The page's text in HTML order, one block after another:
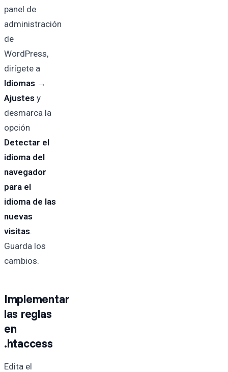
panel de
administración
de
WordPress,
dirígete a
Idiomas →
Ajustes y
desmarca la
opción
Detectar el
idioma del
navegador
para el
idioma de las
nuevas
visitas.
Guarda los
cambios.
Implementar
las reglas
en
.htaccess
Edita el